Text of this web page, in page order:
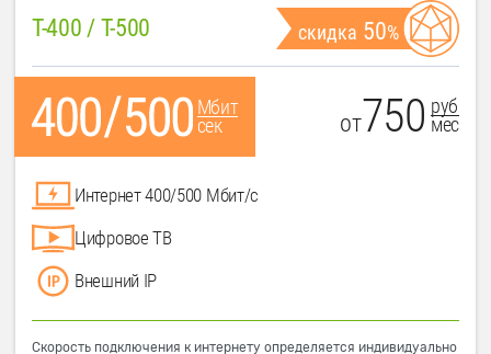
T-400 / T-500 скидка 50%
Мбит
сек
от750 руб
мес
Интернет 400/500 Мбит/с
Цифровое ТВ
Внешний IP
Скорость подключения к интернету определяется индивидуально